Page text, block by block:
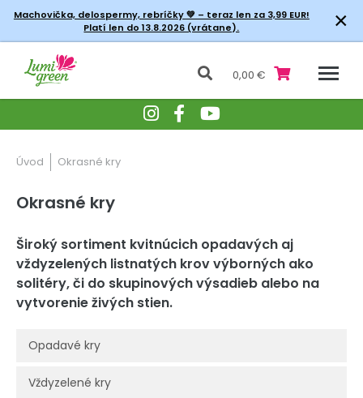
Machovička, delospermy, rebríčky💚 – teraz len za 3,99 EUR!
Platí len do 13.8.2026 (vrátane).
×
0,00 €
Úvod Okrasné kry
Okrasné kry
Široký sortiment kvitnúcich opadavých aj
vždyzelených listnatých krov výborných ako
solitéry, či do skupinových výsadieb alebo na
vytvorenie živých stien.
Opadavé kry
Vždyzelené kry